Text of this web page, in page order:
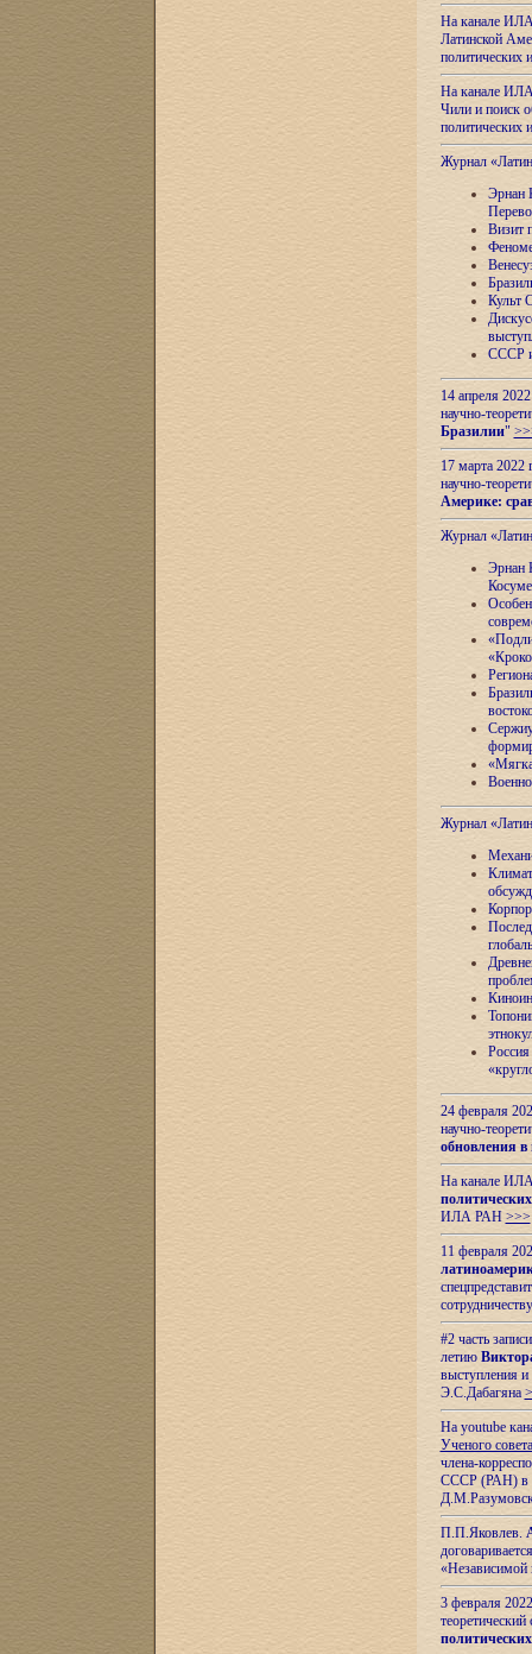
На канале
Латинской
На канале
Чили и поиск
Журнал
Эрнан
Визит
Культ
СССР и
14 апреля
научно-
Бразилии"
17 марта 2022
научно-
Америке:
Журнал
Эрнан
Журнал
24 февраля
научно-
обновления в
На канале
ИЛА РАН >>>
11 февраля
#2 часть
летию
выступления
Э.С.Дабагяна
На youtube
Ученого
члена-
СССР (РАН) в
П.П.Яковлев.
«Независимой
3 февраля
теоретический